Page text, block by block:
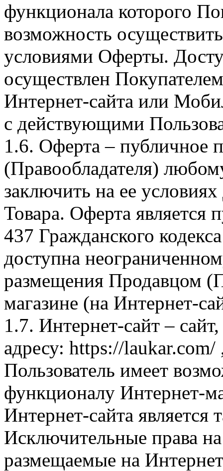
функционала которого
возможность
условиями Оферты.
осуществлен
Интернет-сайта или
с действующими
1.6. Оферта – публичное
(Правообладателя)
заключить на ее
Товара. Оферта является
437 Гражданского
доступна
размещения Продавцом
магазине (на Интернет-
1.7. Интернет-сайт –
адресу: https://laukar.com/
Пользователь имеет
функционалу Интернет-
Интернет-сайта
Исключительные права
размещаемые на